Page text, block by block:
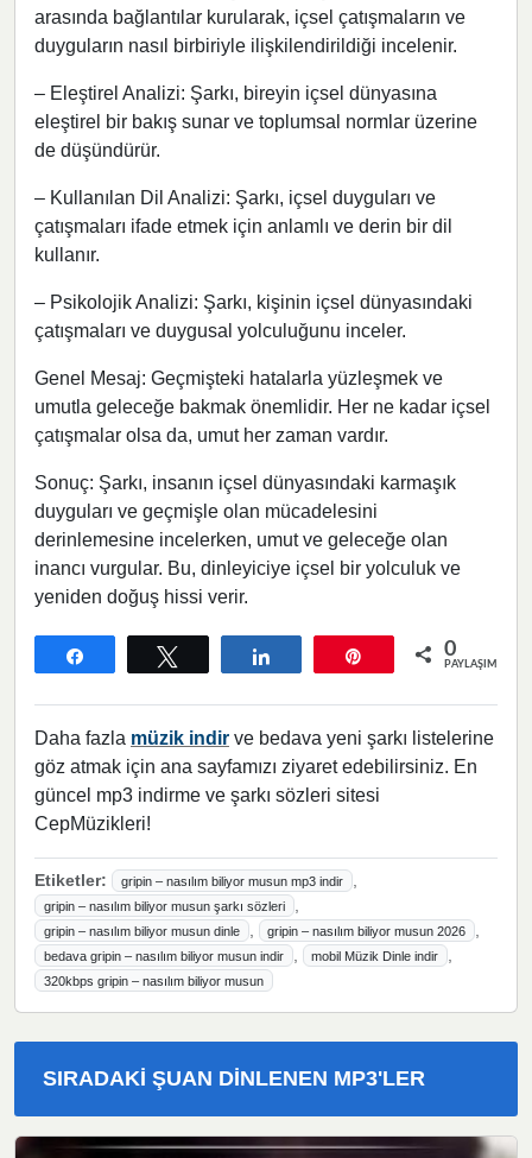
arasında bağlantılar kurularak, içsel çatışmaların ve
duyguların nasıl birbiriyle ilişkilendirildiği incelenir.
– Eleştirel Analizi: Şarkı, bireyin içsel dünyasına
eleştirel bir bakış sunar ve toplumsal normlar üzerine
de düşündürür.
– Kullanılan Dil Analizi: Şarkı, içsel duyguları ve
çatışmaları ifade etmek için anlamlı ve derin bir dil
kullanır.
– Psikolojik Analizi: Şarkı, kişinin içsel dünyasındaki
çatışmaları ve duygusal yolculuğunu inceler.
Genel Mesaj: Geçmişteki hatalarla yüzleşmek ve
umutla geleceğe bakmak önemlidir. Her ne kadar içsel
çatışmalar olsa da, umut her zaman vardır.
Sonuç: Şarkı, insanın içsel dünyasındaki karmaşık
duyguları ve geçmişle olan mücadelesini
derinlemesine incelerken, umut ve geleceğe olan
inancı vurgular. Bu, dinleyiciye içsel bir yolculuk ve
yeniden doğuş hissi verir.
0
PAYLAŞIMLAR
Daha fazla müzik indir ve bedava yeni şarkı listelerine
göz atmak için ana sayfamızı ziyaret edebilirsiniz. En
güncel mp3 indirme ve şarkı sözleri sitesi
CepMüzikleri!
Etiketler: gripin – nasılım biliyor musun mp3 indir
gripin – nasılım biliyor musun şarkı sözleri
gripin – nasılım biliyor musun dinle gripin – nasılım biliyor musun 2026
bedava gripin – nasılım biliyor musun indir mobil Müzik Dinle indir
320kbps gripin – nasılım biliyor musun
SIRADAKI ŞUAN DINLENEN MP3'LER